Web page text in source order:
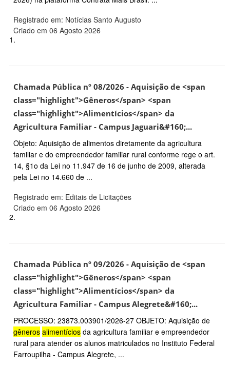
Registrado em: Notícias Santo Augusto
Criado em 06 Agosto 2026
1.
Chamada Pública nº 08/2026 - Aquisição de <span
class="highlight">Gêneros</span> <span
class="highlight">Alimentícios</span> da
Agricultura Familiar - Campus Jaguari&#160;...
Objeto: Aquisição de alimentos diretamente da agricultura
familiar e do empreendedor familiar rural conforme rege o art.
14, §1o da Lei no 11.947 de 16 de junho de 2009, alterada
pela Lei no 14.660 de ...
Registrado em: Editais de Licitações
Criado em 06 Agosto 2026
2.
Chamada Pública nº 09/2026 - Aquisição de <span
class="highlight">Gêneros</span> <span
class="highlight">Alimentícios</span> da
Agricultura Familiar - Campus Alegrete&#160;...
PROCESSO: 23873.003901/2026-27 OBJETO: Aquisição de
gêneros alimentícios da agricultura familiar e empreendedor
rural para atender os alunos matriculados no Instituto Federal
Farroupilha - Campus Alegrete, ...